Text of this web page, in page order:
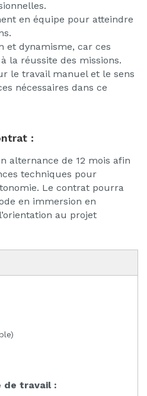
en équipe pour atteindre
et dynamisme, car ces
la réussite des missions.
le travail manuel et le sens
nécessaires dans ce
:
alternance de 12 mois afin
techniques pour
Le contrat pourra
en immersion en
au projet
de travail :